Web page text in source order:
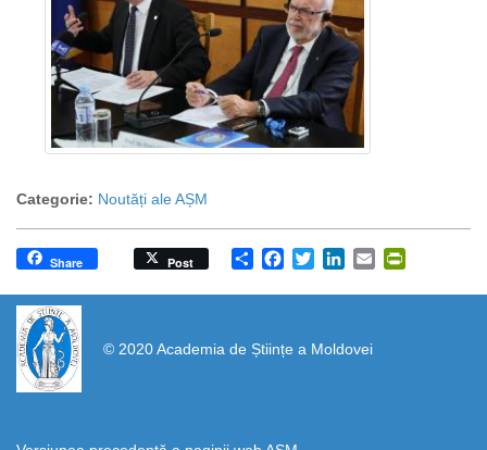
Categorie: Noutăți ale AȘM
Share
Share Post Facebook
TwitterLinkedIn
Email
© 2020 Academia de Științe a Moldovei
https://propletenie.ru/